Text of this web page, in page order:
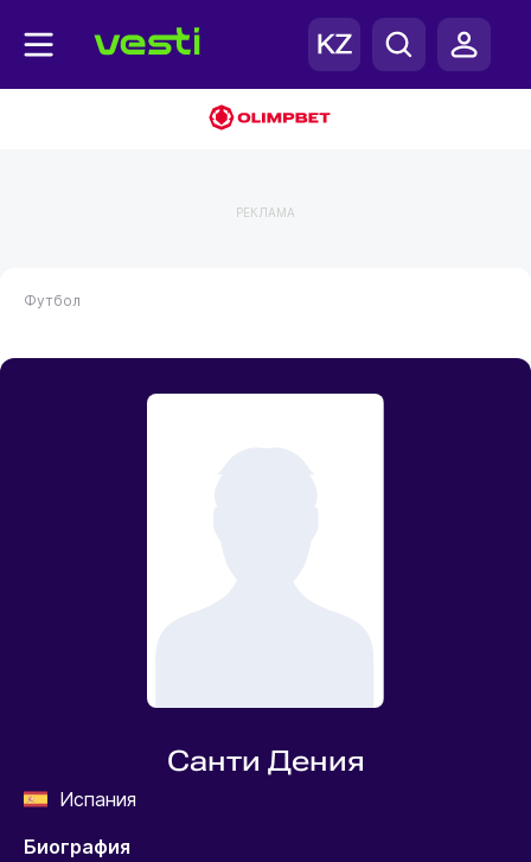
РЕКЛАМА
Футбол
Санти Дения
Испания
Биография